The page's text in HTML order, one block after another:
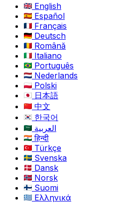
English
Español
Français
Deutsch
Română
Italiano
Português
Nederlands
Polski
日本語
中文
한국어
العربية
हिन्दी
Türkçe
Svenska
Dansk
Norsk
Suomi
Ελληνικά